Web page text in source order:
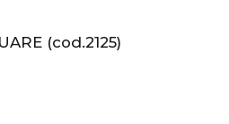
(cod.2125)